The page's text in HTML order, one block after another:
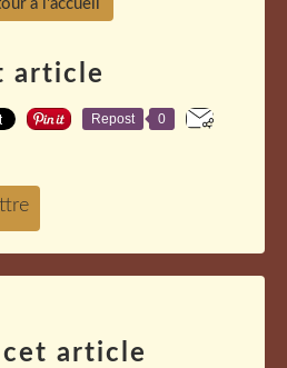
à l'accueil
article
Repost 0
cet article